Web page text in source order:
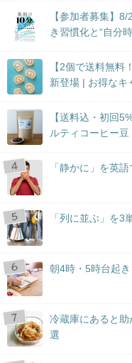
【参加者募集】
き習慣化と“自分
【2個で送料無料
新登場 | お得なキ
【送料込・初回
ルティコーヒー豆
「静かに」を英
「列に並ぶ」を3
朝4時・5時台起
冷蔵庫にあると
選